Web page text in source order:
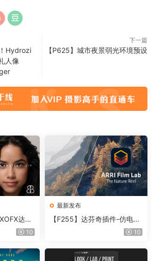
Hydrozi
人像
下一篇
【P625】城市夜景弱光环境预设
达芬
美颜插件
10
最新发布
【F255】达芬奇插件-仿电影
胶片视频调色插件 ARRI Film
10